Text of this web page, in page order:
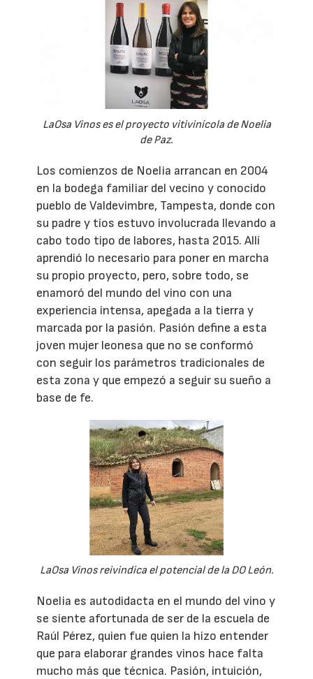
LaOsa Vinos es el proyecto vitivinícola de Noelia
de Paz.
Los comienzos de Noelia arrancan en 2004
en la bodega familiar del vecino y conocido
pueblo de Valdevimbre, Tampesta, donde con
su padre y tíos estuvo involucrada llevando a
cabo todo tipo de labores, hasta 2015. Allí
aprendió lo necesario para poner en marcha
su propio proyecto, pero, sobre todo, se
enamoró del mundo del vino con una
experiencia intensa, apegada a la tierra y
marcada por la pasión. Pasión define a esta
joven mujer leonesa que no se conformó
con seguir los parámetros tradicionales de
esta zona y que empezó a seguir su sueño a
base de fe.
LaOsa Vinos reivindica el potencial de la DO León.
Noelia es autodidacta en el mundo del vino y
se siente afortunada de ser de la escuela de
Raúl Pérez, quien fue quien la hizo entender
que para elaborar grandes vinos hace falta
mucho más que técnica. Pasión, intuición,